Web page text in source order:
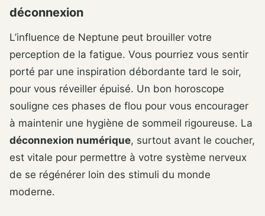
déconnexion
L’influence de Neptune peut brouiller votre
perception de la fatigue. Vous pourriez vous sentir
porté par une inspiration débordante tard le soir,
pour vous réveiller épuisé. Un bon horoscope
souligne ces phases de flou pour vous encourager
à maintenir une hygiène de sommeil rigoureuse. La
déconnexion numérique, surtout avant le coucher,
est vitale pour permettre à votre système nerveux
de se régénérer loin des stimuli du monde
moderne.